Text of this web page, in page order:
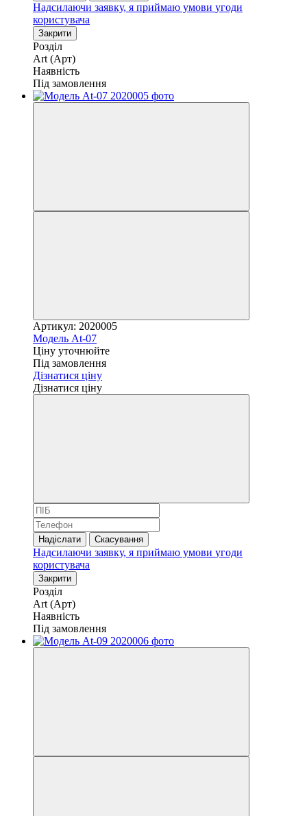
Надсилаючи заявку, я приймаю умови угоди
користувача
Закрити
Розділ
Art (Арт)
Наявність
Під замовлення
Артикул: 2020005
Модель At-07
Ціну уточнюйте
Під замовлення
Дізнатися ціну
Дізнатися ціну
Надіслати Скасування
Надсилаючи заявку, я приймаю умови угоди
користувача
Закрити
Розділ
Art (Арт)
Наявність
Під замовлення